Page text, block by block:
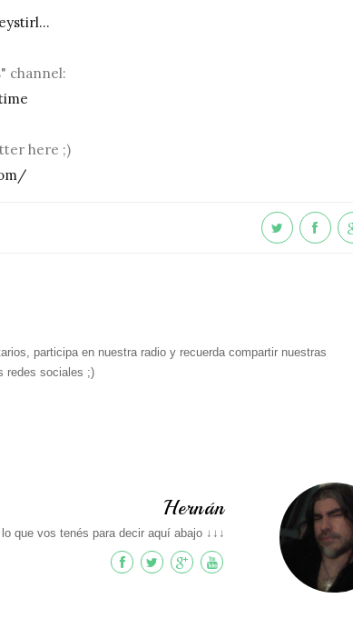
channel:
here ;)
participa en nuestra radio y recuerda compartir nuestras
redes sociales ;)
Hernán
que vos tenés para decir aquí abajo ↓↓↓